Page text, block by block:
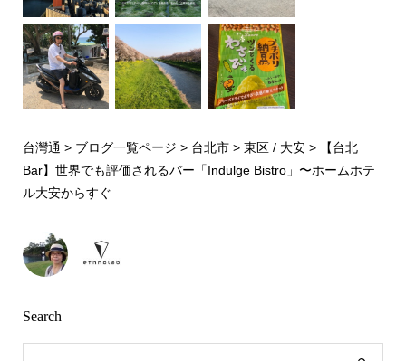
台灣通 > ブログ一覧ページ > 台北市> 東区 / 大安>
【台北
Bar】世界でも評価されるバー「Indulge Bistro」〜ホームホテ
ル大安からすぐ
Search